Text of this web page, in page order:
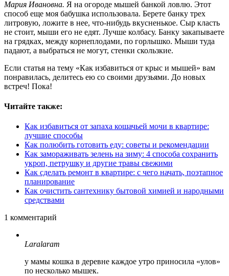
Мария Ивановна. Я на огороде мышей банкой ловлю. Этот
способ еще моя бабушка использовала. Берете банку трех
литровую, ложите в нее, что-нибудь вкусненькое. Сыр класть
не стоит, мыши его не едят. Лучше колбасу. Банку закапываете
на грядках, между корнеплодами, по горлышко. Мыши туда
падают, а выбраться не могут, стенки скользкие.
Если статья на тему «Как избавиться от крыс и мышей» вам
понравилась, делитесь ею со своими друзьями. До новых
встреч! Пока!
Читайте также:
Как избавиться от запаха кошачьей мочи в квартире:
лучшие способы
Как полюбить готовить еду: советы и рекомендации
Как замораживать зелень на зиму: 4 способа сохранить
укроп, петрушку и другие травы свежими
Как сделать ремонт в квартире: с чего начать, поэтапное
планирование
Как очистить сантехнику бытовой химией и народными
средствами
1 комментарий
Laralaram
у мамы кошка в деревне каждое утро приносила «улов»
по несколько мышек.